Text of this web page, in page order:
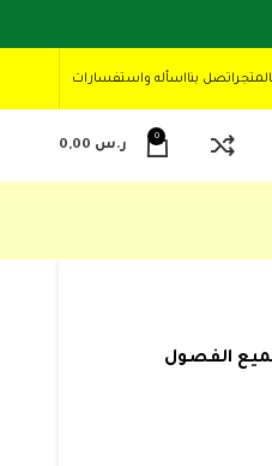
اتصل بنااسأله واستفسارات
0
ر.س
الفصول